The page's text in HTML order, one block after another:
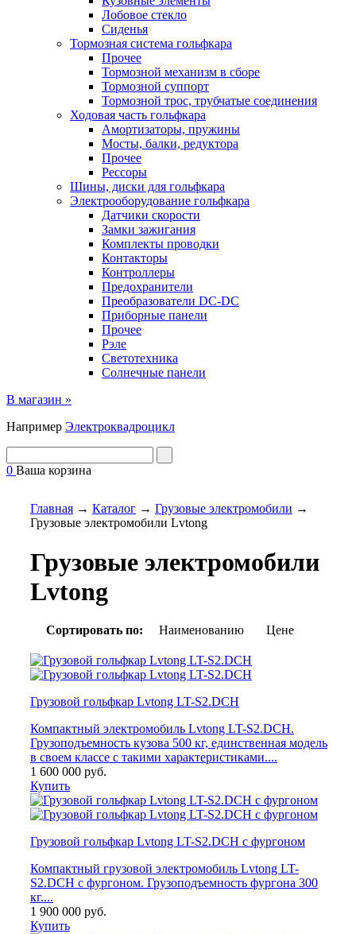
Лобовое стекло
Сиденья
Тормозная система гольфкара
Прочее
Тормозной механизм в сборе
Тормозной суппорт
Тормозной трос, трубчатые соединения
Ходовая часть гольфкара
Амортизаторы, пружины
Мосты, балки, редуктора
Прочее
Рессоры
Шины, диски для гольфкара
Электрооборудование гольфкара
Датчики скорости
Замки зажигания
Комплекты проводки
Контакторы
Контроллеры
Предохранители
Преобразователи DC-DC
Приборные панели
Прочее
Рэле
Светотехника
Солнечные панели
В магазин »
Например Электроквадроцикл
0 Ваша корзина
Главная → Каталог → Грузовые электромобили →
Грузовые электромобили Lvtong
Грузовые электромобили
Lvtong
Сортировать по: Наименованию Цене
Грузовой гольфкар Lvtong LT-⁠S2.DCH
Компактный электромобиль Lvtong LT-S2.DCH.
Грузоподъемность кузова 500 кг, единственная модель
в своем классе с такими характеристиками....
1 600 000 руб.
Купить
Грузовой гольфкар Lvtong LT-S2.DCH с фургоном
Компактный грузовой электромобиль Lvtong LT-
S2.DCH с фургоном. Грузоподъемность фургона 300
кг....
1 900 000 руб.
Купить